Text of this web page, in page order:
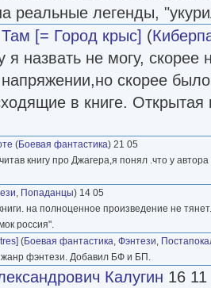
реальные легенды,
Там [= Город крыс] (
я назвать не могу, скорее
скорее
в книге. Открытая
(Боевая фантастика) 21 05
книгу про Джагера,я понял .что у автора
, Попаданцы) 14 05
на полноценное произведение не тянет.
россия".
(Боевая фантастика, Фэнтези,
жанр фэнтези. Добавил БФ и БП.
Калугин 16 11